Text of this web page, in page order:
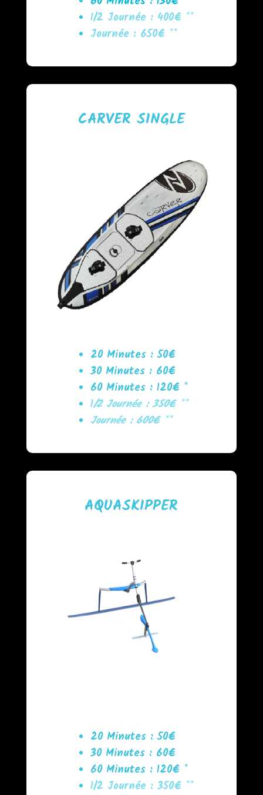
1/2 Journée : 400€ **
Journée : 650€ **
CARVER SINGLE
20 Minutes : 50€
30 Minutes : 60€
60 Minutes : 120€ *
1/2 Journée : 350€ **
Journée : 600€ **
AQUASKIPPER
20 Minutes : 50€
30 Minutes : 60€
60 Minutes : 120€ *
1/2 Journée : 350€ **